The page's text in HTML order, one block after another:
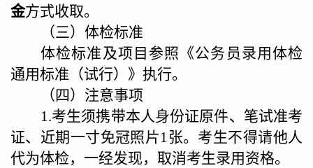
金方式收取。
（三）体检标准
体检标准及项目参照《公务员录用体检
通用标准（试行）》执行。
（四） 注意事项
1.考生须携带本人身份证原件、笔试准考
证、近期一寸免冠照片1张。考生不得请他人
代为体检，一经发现，取消考生录用资格。